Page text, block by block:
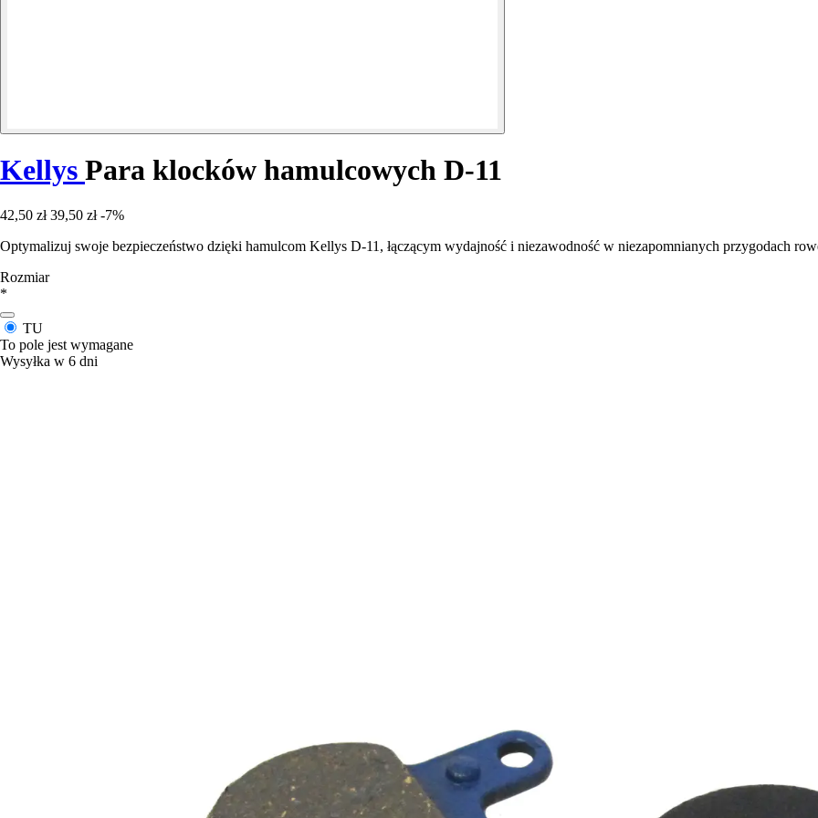
Kellys Para klocków hamulcowych D-11
42,50 zł 39,50 zł -7%
Optymalizuj swoje bezpieczeństwo dzięki hamulcom Kellys D-11, łączącym wydajność i niezawodność w niezapomnianych przygodach
Rozmiar
*
TU
To pole jest wymagane
Wysyłka w 6 dni